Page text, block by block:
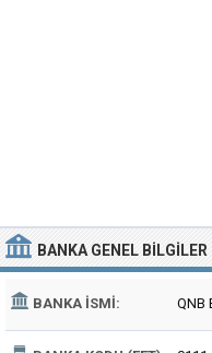
BANKA GENEL BILGILER
BANKA İSMI: QNB